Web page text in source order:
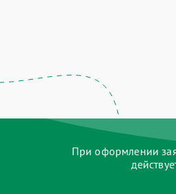
При оформлении